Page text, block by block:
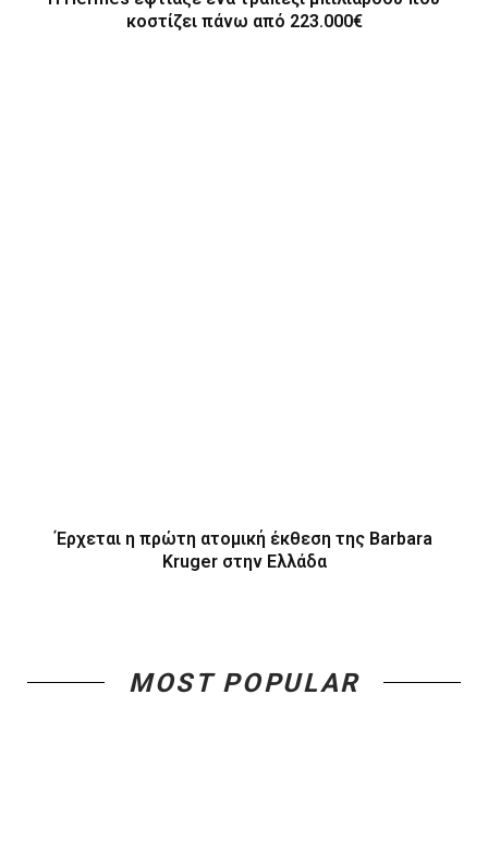
κοστίζει πάνω από 223.000€
Έρχεται η πρώτη ατομική έκθεση της Barbara
Kruger στην Ελλάδα
MOST POPULAR